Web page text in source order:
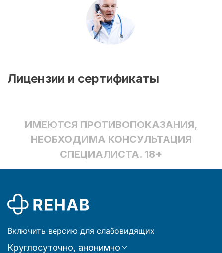
Лицензии и сертификаты
ИМЕЮТСЯ ПРОТИВОПОКАЗАНИЯ,
НЕОБХОДИМА КОНСУЛЬТАЦИЯ
СПЕЦИАЛИСТА. 18+
Включить версию для слабовидящих
Круглосуточно, анонимно